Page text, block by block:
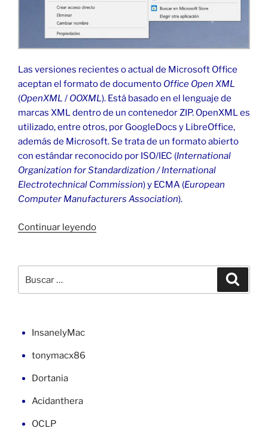
Las versiones recientes o actual de Microsoft Office
aceptan el formato de documento Office Open XML
(OpenXML / OOXML). Está basado en el lenguaje de
marcas XML dentro de un contenedor ZIP. OpenXML es
utilizado, entre otros, por GoogleDocs y LibreOffice,
además de Microsoft. Se trata de un formato abierto
con estándar reconocido por ISO/IEC (International
Organization for Standardization / International
Electrotechnical Commission) y ECMA (European
Computer Manufacturers Association).
Continuar leyendo«Error
XML
por:
InsanelyMac
tonymacx86
Dortania
Acidanthera
OCLP